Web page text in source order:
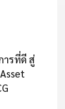
ารที่ดี สู่